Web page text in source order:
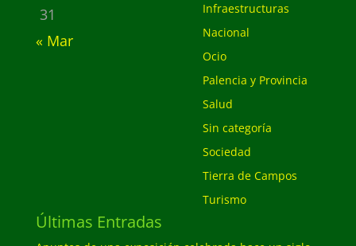
31
« Mar
Infraestructuras
Nacional
Ocio
Palencia y Provincia
Salud
Sin categoría
Sociedad
Tierra de Campos
Turismo
Últimas Entradas